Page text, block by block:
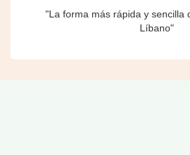
"La forma más rápida y sencilla
Líbano"